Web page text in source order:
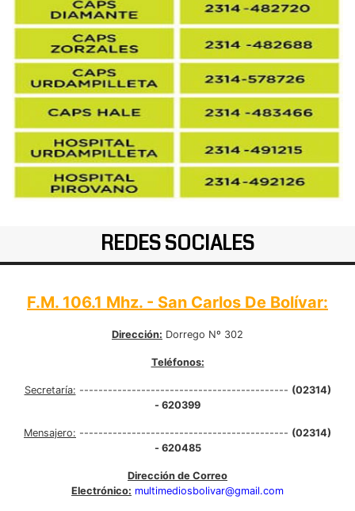
REDES SOCIALES
F.M. 106.1 Mhz. - San Carlos De Bolívar:
Dirección: Dorrego Nº 302
Teléfonos:
Secretaría: -------------------------------------------- (02314)
- 620399
Mensajero: -------------------------------------------- (02314)
- 620485
Dirección de Correo
Electrónico: multimediosbolivar@gmail.com